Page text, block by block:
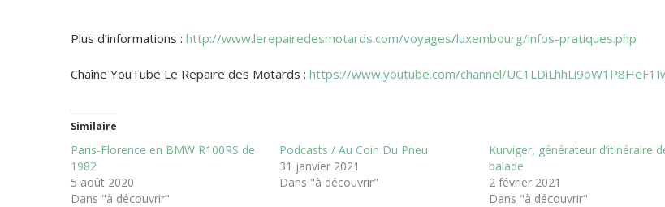
Plus d’informations : http://www.lerepairedesmotards.com/voyages/luxembourg/infos-pratiques.php
Chaîne YouTube Le Repaire des Motards : https://www.youtube.com/channel/
Similaire
Paris-Florence en BMW R100RS de
1982
5 août 2020
Dans "à découvrir"
Podcasts / Au Coin Du Pneu
31 janvier 2021
Dans "à découvrir"
Kurviger, générateur d’itinéraire
balade
2 février 2021
Dans "à découvrir"